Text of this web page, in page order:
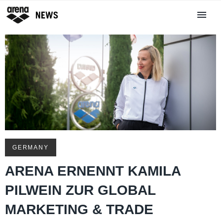
GERMANY
ARENA ERNENNT KAMILA
PILWEIN ZUR GLOBAL
MARKETING & TRADE